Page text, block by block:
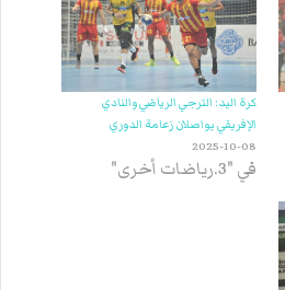
كرة اليد: الترجي الرياضي والنادي
الإفريقي يواصلان زعامة الدوري
2025-10-08
في "3.رياضات أخرى"